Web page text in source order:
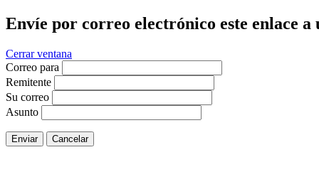
Envíe por correo electrónico este enlace a
Cerrar ventana
Correo para
Remitente
Su correo
Asunto
Enviar Cancelar